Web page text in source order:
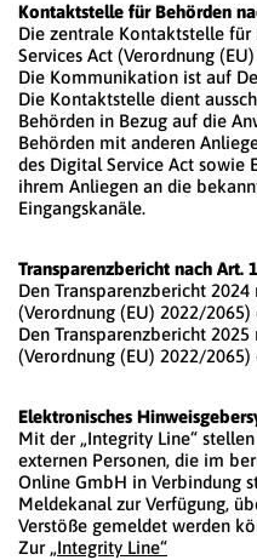
Kontaktstelle für Behörden
Die zentrale Kontaktstelle
Services Act (Verordnung
Die Kommunikation ist auf
Die Kontaktstelle dient
Behörden in Bezug auf die
Behörden mit anderen
des Digital Service Act sowie
ihrem Anliegen an die
Eingangskanäle.
Transparenzbericht nach Art.
Den Transparenzbericht
(Verordnung (EU) 2022/2065)
Den Transparenzbericht
(Verordnung (EU) 2022/2065)
Elektronisches
Mit der „Integrity Line“
externen Personen, die im
Online GmbH in Verbindung
Meldekanal zur Verfügung,
Verstöße gemeldet werden
Zur „Integrity Line“